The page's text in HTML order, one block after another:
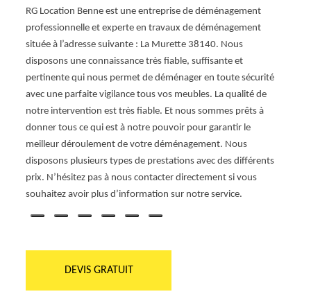
RG Location Benne est une entreprise de déménagement
professionnelle et experte en travaux de déménagement
située à l’adresse suivante : La Murette 38140. Nous
disposons une connaissance très fiable, suffisante et
pertinente qui nous permet de déménager en toute sécurité
avec une parfaite vigilance tous vos meubles. La qualité de
notre intervention est très fiable. Et nous sommes prêts à
donner tous ce qui est à notre pouvoir pour garantir le
meilleur déroulement de votre déménagement. Nous
disposons plusieurs types de prestations avec des différents
prix. N’hésitez pas à nous contacter directement si vous
souhaitez avoir plus d’information sur notre service.
DEVIS GRATUIT